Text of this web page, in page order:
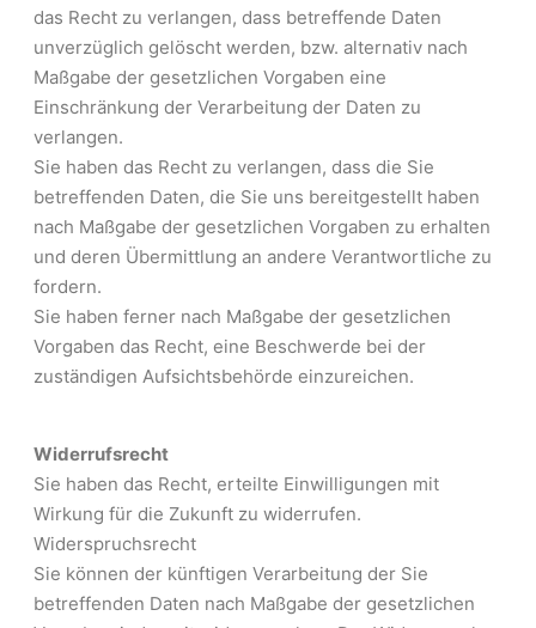
das Recht zu verlangen, dass betreffende Daten
unverzüglich gelöscht werden, bzw. alternativ nach
Maßgabe der gesetzlichen Vorgaben eine
Einschränkung der Verarbeitung der Daten zu
verlangen.
Sie haben das Recht zu verlangen, dass die Sie
betreffenden Daten, die Sie uns bereitgestellt haben
nach Maßgabe der gesetzlichen Vorgaben zu erhalten
und deren Übermittlung an andere Verantwortliche zu
fordern.
Sie haben ferner nach Maßgabe der gesetzlichen
Vorgaben das Recht, eine Beschwerde bei der
zuständigen Aufsichtsbehörde einzureichen.
Widerrufsrecht
Sie haben das Recht, erteilte Einwilligungen mit
Wirkung für die Zukunft zu widerrufen.
Widerspruchsrecht
Sie können der künftigen Verarbeitung der Sie
betreffenden Daten nach Maßgabe der gesetzlichen